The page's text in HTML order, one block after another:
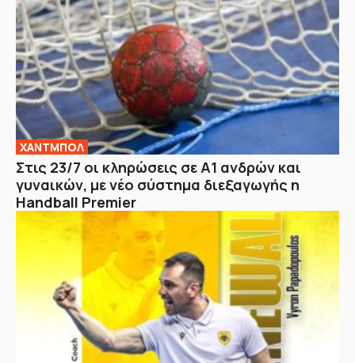
ΧΑΝΤΜΠΟΛ
Στις 23/7 οι κληρώσεις σε Α1 ανδρών και
γυναικών, με νέο σύστημα διεξαγωγής η
Handball Premier